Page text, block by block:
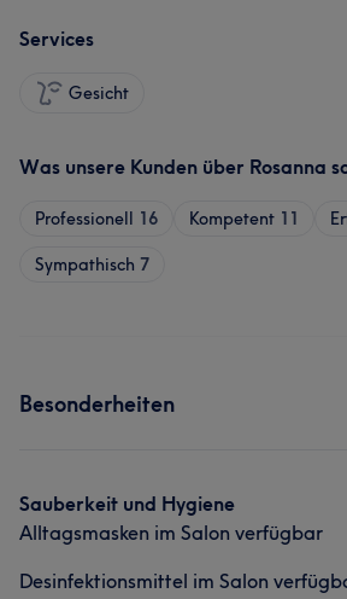
Services
Gesicht
Was unsere Kunden über Rosanna
Professionell 16 Kompetent 11
Sympathisch 7
Besonderheiten
Sauberkeit und Hygiene
Alltagsmasken im Salon verfügbar
Desinfektionsmittel im Salon